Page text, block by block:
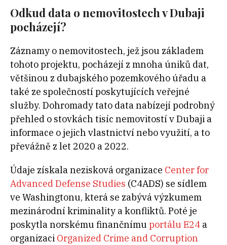
Odkud data o nemovitostech v Dubaji
pocházejí?
Záznamy o nemovitostech, jež jsou základem
tohoto projektu, pocházejí z mnoha úniků dat,
většinou z dubajského pozemkového úřadu a
také ze společností poskytujících veřejné
služby. Dohromady tato data nabízejí podrobný
přehled o stovkách tisíc nemovitostí v Dubaji a
informace o jejich vlastnictví nebo využití, a to
převážně z let 2020 a 2022.
Údaje získala nezisková organizace Center for
Advanced Defense Studies (C4ADS) se sídlem
ve Washingtonu, která se zabývá výzkumem
mezinárodní kriminality a konfliktů. Poté je
poskytla norskému finančnímu portálu E24 a
organizaci Organized Crime and Corruption